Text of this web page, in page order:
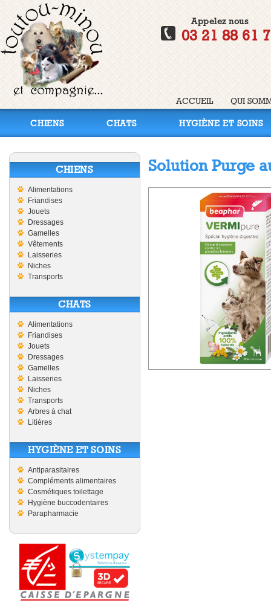
Appelez nous
03 21 88 61
ACCUEIL QUI
CHIENS CHATS HYGIÈNE ET SOINS
CHIENS
Alimentations
Friandises
Jouets
Dressages
Gamelles
Vêtements
Laisseries
Niches
Transports
CHATS
Alimentations
Friandises
Jouets
Dressages
Gamelles
Laisseries
Niches
Transports
Arbres à chat
Litières
HYGIÈNE ET SOINS
Antiparasitaires
Compléments alimentaires
Cosmétiques toilettage
Hygiène buccodentaires
Parapharmacie
Solution Purge